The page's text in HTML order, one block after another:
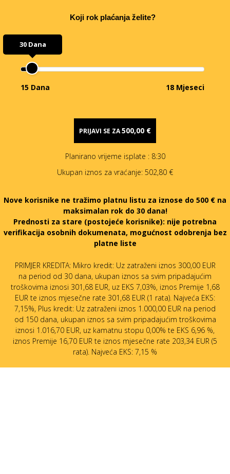
Koji rok plaćanja želite?
30 Dana
15 Dana 18 Mjeseci
PRIJAVI SE ZA500,00 €
Planirano vrijeme isplate : 8:30
Ukupan iznos za vraćanje: 502,80 €
Nove korisnike ne tražimo platnu listu za iznose do 500 € na
maksimalan rok do 30 dana!
Prednosti za stare (postojeće korisnike): nije potrebna
verifikacija osobnih dokumenata, mogućnost odobrenja bez
platne liste
PRIMJER KREDITA: Mikro kredit: Uz zatraženi iznos 300,00 EUR
na period od 30 dana, ukupan iznos sa svim pripadajućim
troškovima iznosi 301,68 EUR, uz EKS 7,03%, iznos Premije 1,68
EUR te iznos mjesečne rate 301,68 EUR (1 rata). Najveća EKS:
7,15%, Plus kredit: Uz zatraženi iznos 1.000,00 EUR na period
od 150 dana, ukupan iznos sa svim pripadajućim troškovima
iznosi 1.016,70 EUR, uz kamatnu stopu 0,00% te EKS 6,96 %,
iznos Premije 16,70 EUR te iznos mjesečne rate 203,34 EUR (5
rata). Najveća EKS: 7,15 %